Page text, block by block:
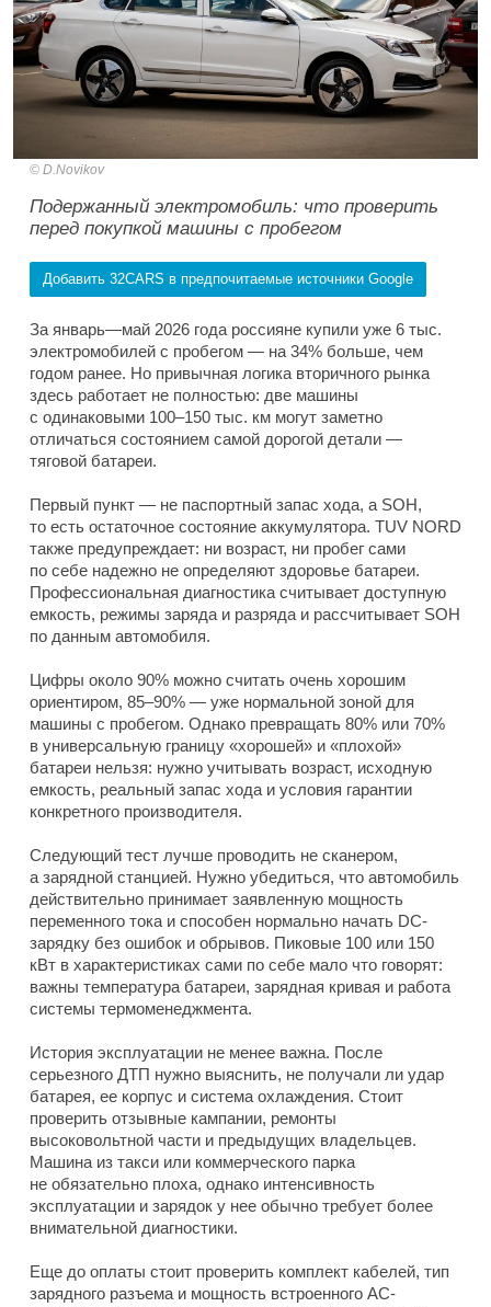
D.Novikov
Подержанный электромобиль: что проверить
перед покупкой машины с пробегом
Добавить 32CARS в предпочитаемые источники Google
За январь—май 2026 года россияне купили уже 6 тыс.
электромобилей с пробегом — на 34% больше, чем
годом ранее. Но привычная логика вторичного рынка
здесь работает не полностью: две машины
с одинаковыми 100–150 тыс. км могут заметно
отличаться состоянием самой дорогой детали —
тяговой батареи.
Первый пункт — не паспортный запас хода, а SOH,
то есть остаточное состояние аккумулятора. TUV NORD
также предупреждает: ни возраст, ни пробег сами
по себе надежно не определяют здоровье батареи.
Профессиональная диагностика считывает доступную
емкость, режимы заряда и разряда и рассчитывает SOH
по данным автомобиля.
Цифры около 90% можно считать очень хорошим
ориентиром, 85–90% — уже нормальной зоной для
машины с пробегом. Однако превращать 80% или 70%
в универсальную границу «хорошей» и «плохой»
батареи нельзя: нужно учитывать возраст, исходную
емкость, реальный запас хода и условия гарантии
конкретного производителя.
Следующий тест лучше проводить не сканером,
а зарядной станцией. Нужно убедиться, что автомобиль
действительно принимает заявленную мощность
переменного тока и способен нормально начать DC-
зарядку без ошибок и обрывов. Пиковые 100 или 150
кВт в характеристиках сами по себе мало что говорят:
важны температура батареи, зарядная кривая и работа
системы термоменеджмента.
История эксплуатации не менее важна. После
серьезного ДТП нужно выяснить, не получали ли удар
батарея, ее корпус и система охлаждения. Стоит
проверить отзывные кампании, ремонты
высоковольтной части и предыдущих владельцев.
Машина из такси или коммерческого парка
не обязательно плоха, однако интенсивность
эксплуатации и зарядок у нее обычно требует более
внимательной диагностики.
Еще до оплаты стоит проверить комплект кабелей, тип
зарядного разъема и мощность встроенного AC-